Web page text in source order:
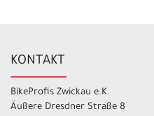
KONTAKT
BikeProfis Zwickau e.K.
Äußere Dresdner Straße 8